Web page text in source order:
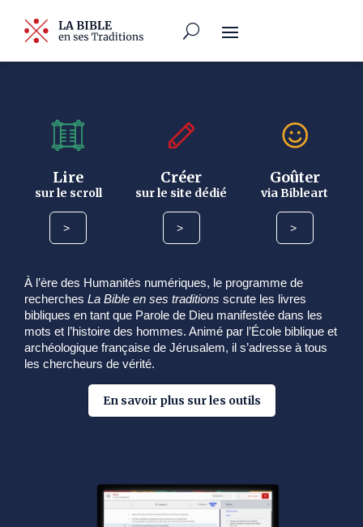
Lire
sur le scroll
>
Créer
sur le site dédié
>
Goûter
via Bibleart
>
À l’ère des Humanités numériques, le programme de
recherches La Bible en ses traditions scrute les livres
bibliques en tant que Parole de Dieu manifestée dans les
mots et l’histoire des hommes. Animé par l’École biblique et
archéologique française de Jérusalem, il s’adresse à tous
les chercheurs de vérité.
En savoir plus sur les outils